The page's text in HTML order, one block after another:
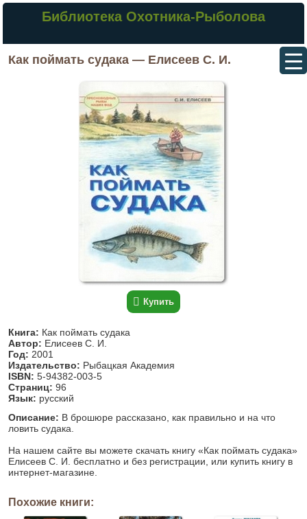
Библиотека Охотника-Рыболова
Как поймать судака — Елисеев С. И.
Купить
Книга: Как поймать судака
Автор: Елисеев С. И.
Год: 2001
Издательство: Рыбацкая Академия
ISBN: 5-94382-003-5
Страниц: 96
Язык: русский
Описание: В брошюре рассказано, как правильно и на что
ловить судака.
На нашем сайте вы можете скачать книгу «Как поймать судака»
Елисеев С. И. бесплатно и без регистрации, или купить книгу в
интернет-магазине.
Похожие книги: